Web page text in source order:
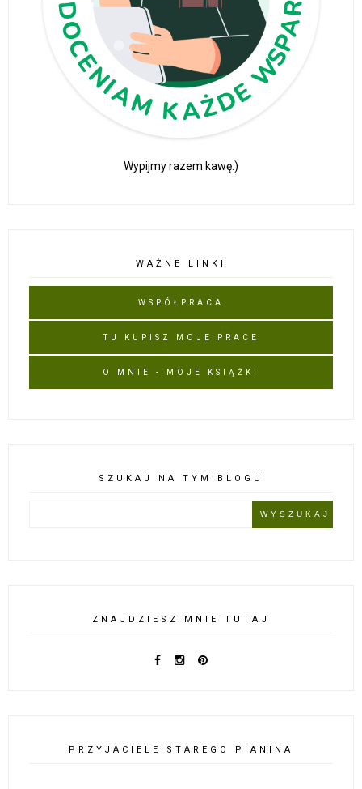
Wypijmy razem kawę:)
WAŻNE LINKI
WSPÓŁPRACA
TU KUPISZ MOJE PRACE
O MNIE - MOJE KSIĄŻKI
SZUKAJ NA TYM BLOGU
ZNAJDZIESZ MNIE TUTAJ
PRZYJACIELE STAREGO PIANINA